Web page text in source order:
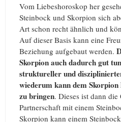
Vom Liebeshoroskop her
Steinbock und Skorpion sich
Art schon recht ähnlich und
Auf dieser Basis kann eine
Beziehung aufgebaut werden.
Skorpion auch dadurch gut
struktureller und
wiederum kann dem
zu bringen. Dieses ist dann
Partnerschaft mit einem
Skorpion kann einem